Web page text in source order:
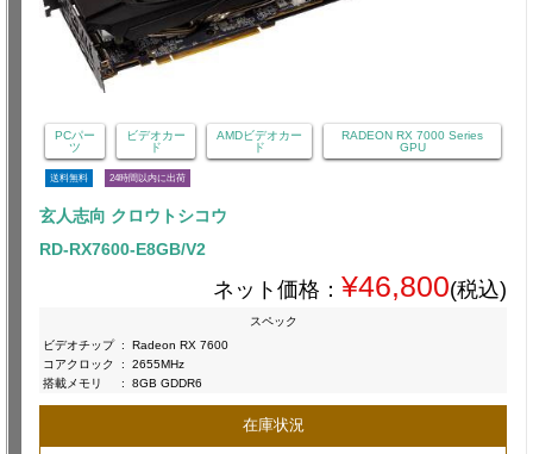
PCパー
ツ
ビデオカー
ド
AMDビデオカー
ド
RADEON RX 7000 Series
GPU
送料無料 24時間以内に出荷
玄人志向 クロウトシコウ
RD-RX7600-E8GB/V2
ネット価格： ¥46,800(税込)
スペック
ビデオチップ :
Radeon RX 7600
コアクロック
:
2655MHz
搭載メモリ
: 8GB GDDR6
在庫状況